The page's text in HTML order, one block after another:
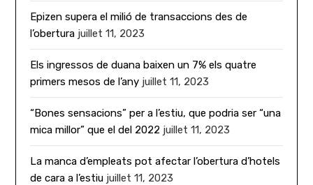
Epizen supera el milió de transaccions des de
l’obertura juillet 11, 2023
Els ingressos de duana baixen un 7% els quatre
primers mesos de l’any juillet 11, 2023
“Bones sensacions” per a l’estiu, que podria ser “una
mica millor” que el del 2022 juillet 11, 2023
La manca d’empleats pot afectar l’obertura d’hotels
de cara a l’estiu juillet 11, 2023